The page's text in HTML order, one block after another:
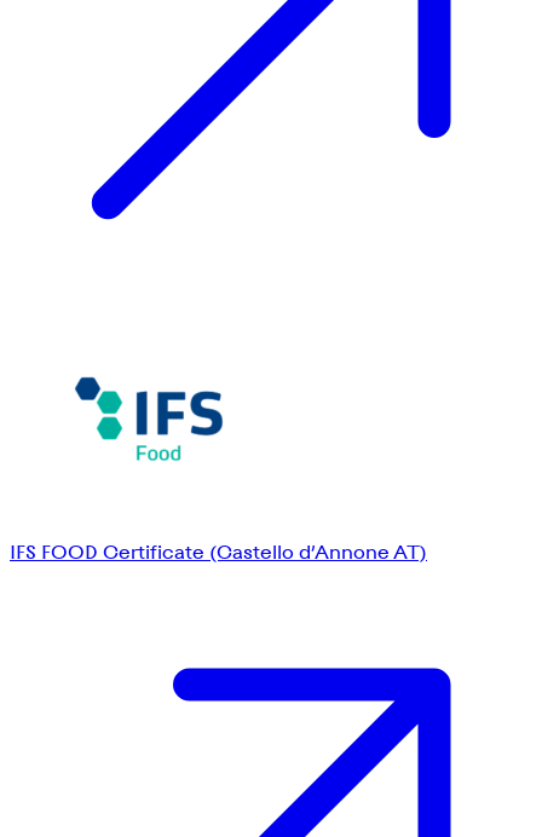
IFS FOOD Certificate (Castello d’Annone AT)